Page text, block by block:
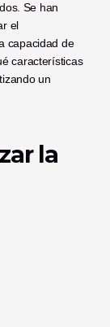
Se han
el
capacidad de
características
un
la